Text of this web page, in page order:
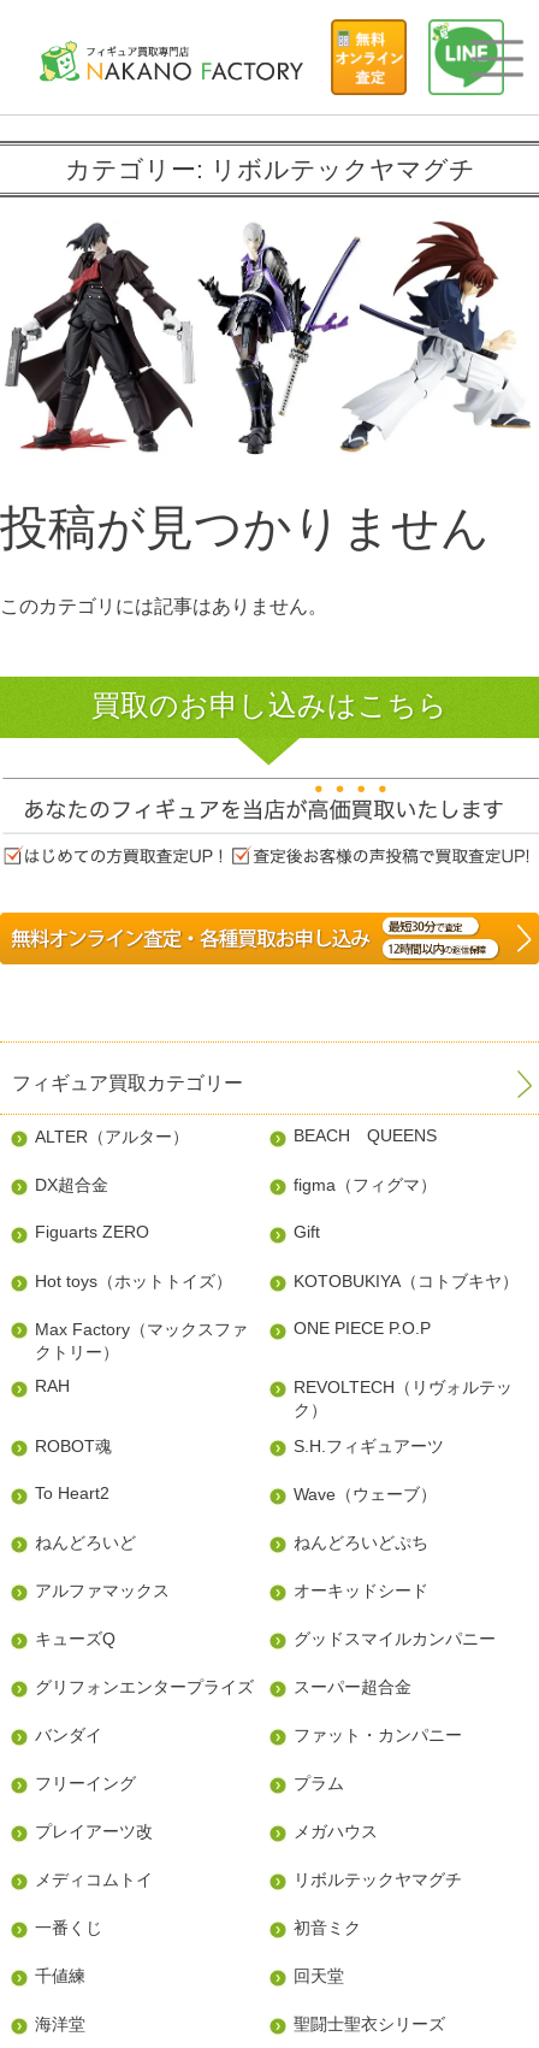
カテゴリー: リボルテックヤマグチ
投稿が見つかりません
このカテゴリには記事はありません。
買取のお申し込みはこちら
フィギュア買取カテゴリー
ALTER（アルター） BEACH QUEENS
DX超合金 figma（フィグマ）
Figuarts ZERO Gift
Hot toys（ホットトイズ） KOTOBUKIYA（コトブキヤ）
Max Factory（マックスファ
クトリー）
ONE PIECE P.O.P
RAH
REVOLTECH（リヴォルテッ
ク）
ROBOT魂
S.H.フィギュアーツ
To Heart2 Wave（ウェーブ）
ねんどろいど ねんどろいどぷち
アルファマックス オーキッドシード
キューズQ グッドスマイルカンパニー
グリフォンエンタープライズ スーパー超合金
バンダイ ファット・カンパニー
フリーイング プラム
プレイアーツ改 メガハウス
メディコムトイ リボルテックヤマグチ
一番くじ 初音ミク
千値練 回天堂
海洋堂 聖闘士聖衣シリーズ